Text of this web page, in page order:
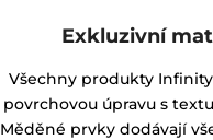
Exkluzivní
Všechny produkty
povrchovou úpravu s
Měděné prvky dodávají